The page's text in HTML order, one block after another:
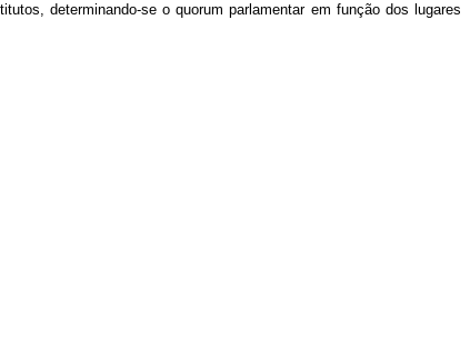
determinando-se o quorum parlamentar em função dos lugares